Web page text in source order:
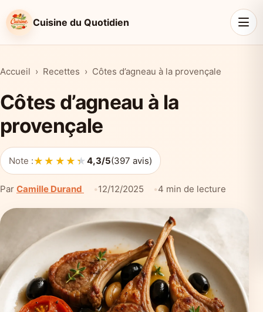
Cuisine du Quotidien
Accueil Recettes Côtes d’agneau à la provençale
Côtes d’agneau à la
provençale
Note :★★★★★
★★★★★4,3/5(397 avis)
Par Camille Durand 12/12/2025 4 min de lecture